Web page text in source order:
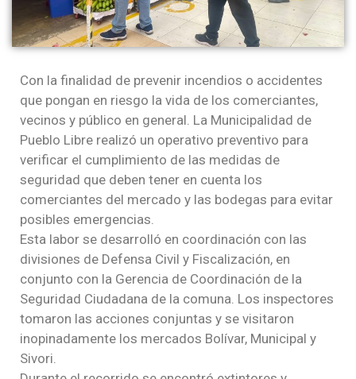
Con la finalidad de prevenir incendios o accidentes
que pongan en riesgo la vida de los comerciantes,
vecinos y público en general. La Municipalidad de
Pueblo Libre realizó un operativo preventivo para
verificar el cumplimiento de las medidas de
seguridad que deben tener en cuenta los
comerciantes del mercado y las bodegas para evitar
posibles emergencias.
Esta labor se desarrolló en coordinación con las
divisiones de Defensa Civil y Fiscalización, en
conjunto con la Gerencia de Coordinación de la
Seguridad Ciudadana de la comuna. Los inspectores
tomaron las acciones conjuntas y se visitaron
inopinadamente los mercados Bolívar, Municipal y
Sivori.